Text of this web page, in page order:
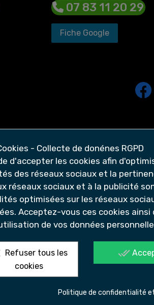
07 83 11 20 29
Fiche Google
Qui sommes-nous ? -
Roquebrune-sur-Argens
Les Adrets-de-
Voir
d'accepter les cookies afin
des réseaux sociaux et la
réseaux sociaux et à la publicité
optimisées sur les réseaux
Acceptez-vous ces cookies ainsi
de vos données
done_all
Refuser tous les
cookies
Politique de confidentialité